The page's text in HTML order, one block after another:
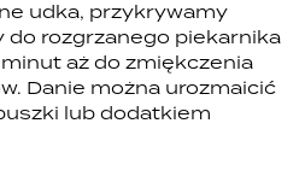
udka, przykrywamy
do rozgrzanego piekarnika
aż do zmiękczenia
Danie można urozmaicić
lub dodatkiem